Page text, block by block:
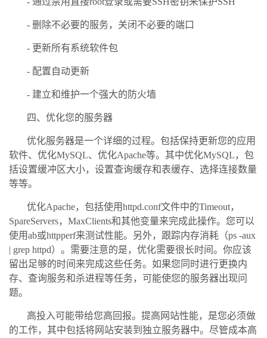
- 删除不必要的服务，关闭不必要的端口
- 更新所有系统软件包
- 配置自动更新
- 建立和维护一个强大的防火墙
四、优化您的服务器
优化服务器是一个详细的过程。包括保持更新您的应用
软件、优化MySQL、优化Apache等。其中优化MySQL，包
括设置缓冲区大小，设置查询缓存和表缓存、选择连接数量
等等。
优化Apache，包括使用httpd.conf文件中的Timeout，
SpareServers，MaxClients和其他变量来完成此操作。您可以
使用ab或httpperf来测试性能。另外，跟踪内存消耗（ps -aux
| grep httpd）。需要注意的是，优化需要很长时间。你应该
留出足够的时间来完成这些任务。如果您同时进行更换内
存、查询服务和杀进程等任务，可能使您的服务器出现问
题。
高投入可能带给您高回报。提高网站性能，是您必须做
的工作，其中包括将网站安装到独立服务器中。尽管成本高